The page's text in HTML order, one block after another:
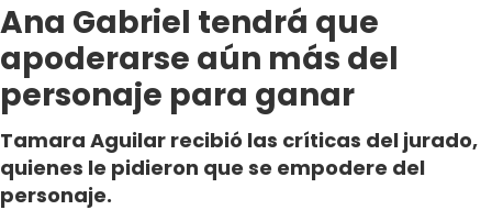
Ana Gabriel tendrá que
apoderarse aún más del
personaje para ganar
Tamara Aguilar recibió las críticas del jurado,
quienes le pidieron que se empodere del
personaje.
Sabingo
Todos Los Programas